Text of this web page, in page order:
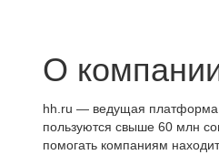
О
hh.ru — ведущая платформа
пользуются свыше 60 млн
помогать компаниям